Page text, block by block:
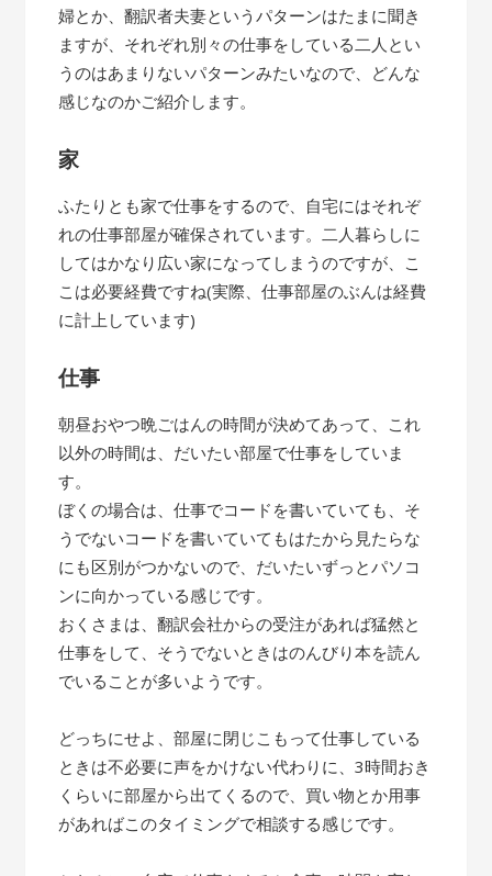
婦とか、翻訳者夫妻というパターンはたまに聞き
ますが、それぞれ別々の仕事をしている二人とい
うのはあまりないパターンみたいなので、どんな
感じなのかご紹介します。
家
ふたりとも家で仕事をするので、自宅にはそれぞ
れの仕事部屋が確保されています。二人暮らしに
してはかなり広い家になってしまうのですが、こ
こは必要経費ですね(実際、仕事部屋のぶんは経費
に計上しています)
仕事
朝昼おやつ晩ごはんの時間が決めてあって、これ
以外の時間は、だいたい部屋で仕事をしていま
す。
ぼくの場合は、仕事でコードを書いていても、そ
うでないコードを書いていてもはたから見たらな
にも区別がつかないので、だいたいずっとパソコ
ンに向かっている感じです。
おくさまは、翻訳会社からの受注があれば猛然と
仕事をして、そうでないときはのんびり本を読ん
でいることが多いようです。
どっちにせよ、部屋に閉じこもって仕事している
ときは不必要に声をかけない代わりに、3時間おき
くらいに部屋から出てくるので、買い物とか用事
があればこのタイミングで相談する感じです。